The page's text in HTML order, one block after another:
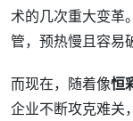
术的几次重大变革
管，预热慢且容易
而现在，随着像恒
企业不断攻克难关